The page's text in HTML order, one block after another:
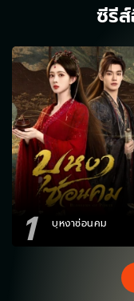
ซีรี
1 บุหงาซ่อนคม